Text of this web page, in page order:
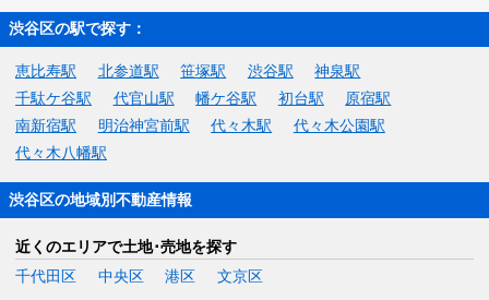
渋谷区の駅で探す：
恵比寿駅 北参道駅 笹塚駅 渋谷駅
神泉駅
千駄ケ谷駅
代官山駅 幡ケ谷駅 初台駅
原宿駅
南新宿駅
明治神宮前駅 代々木駅
代々木公園駅
代々木八幡駅
渋谷区の地域別不動産情報
近くのエリアで土地･売地を探す
千代田区
中央区 港区 文京区